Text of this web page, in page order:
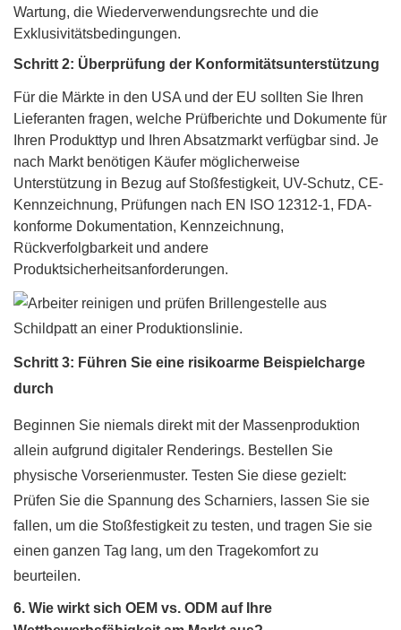
Wartung, die Wiederverwendungsrechte und die
Exklusivitätsbedingungen.
Schritt 2: Überprüfung der Konformitätsunterstützung
Für die Märkte in den USA und der EU sollten Sie Ihren
Lieferanten fragen, welche Prüfberichte und Dokumente für
Ihren Produkttyp und Ihren Absatzmarkt verfügbar sind. Je
nach Markt benötigen Käufer möglicherweise
Unterstützung in Bezug auf Stoßfestigkeit, UV-Schutz, CE-
Kennzeichnung, Prüfungen nach EN ISO 12312-1, FDA-
konforme Dokumentation, Kennzeichnung,
Rückverfolgbarkeit und andere
Produktsicherheitsanforderungen.
Schritt 3: Führen Sie eine risikoarme Beispielcharge
durch
Beginnen Sie niemals direkt mit der Massenproduktion
allein aufgrund digitaler Renderings. Bestellen Sie
physische Vorserienmuster. Testen Sie diese gezielt:
Prüfen Sie die Spannung des Scharniers, lassen Sie sie
fallen, um die Stoßfestigkeit zu testen, und tragen Sie sie
einen ganzen Tag lang, um den Tragekomfort zu
beurteilen.
6. Wie wirkt sich OEM vs. ODM auf Ihre